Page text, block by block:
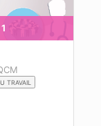
TRAVAIL